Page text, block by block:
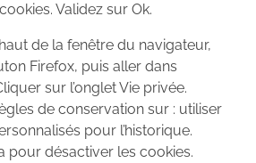
Validez sur Ok.
de la fenêtre du navigateur,
Firefox, puis aller dans
sur l’onglet Vie privée.
de conservation sur : utiliser
pour l’historique.
pour désactiver les cookies.